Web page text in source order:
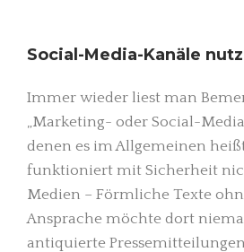
Social-Media-Kanäle
Immer wieder liest man
„Marketing- oder Social-
denen es im Allgemeinen
funktioniert mit Sicherheit
Medien – Förmliche Texte
Ansprache möchte dort
antiquierte